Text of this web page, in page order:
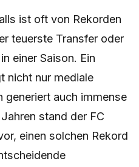
ist oft von Rekorden
teuerste Transfer oder
einer Saison. Ein
nicht nur mediale
auch immense
stand der FC
einen solchen Rekord